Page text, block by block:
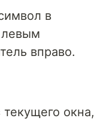
в
левым
вправо.
окна,